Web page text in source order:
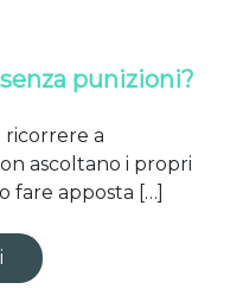
punizioni?
ricorrere a
ascoltano i propri
fare apposta […]